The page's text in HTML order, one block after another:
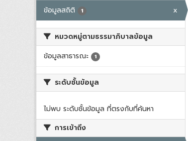
ข้อมูลสถิติ
1 x
หมวดหมู่ตามธรรมาภิบาลข้อมูล
ข้อมูลสาธารณะ
1
ระดับชั้นข้อมูล
ไม่พบ ระดับชั้นข้อมูล ที่ตรงกับที่ค้นหา
การเข้าถึง